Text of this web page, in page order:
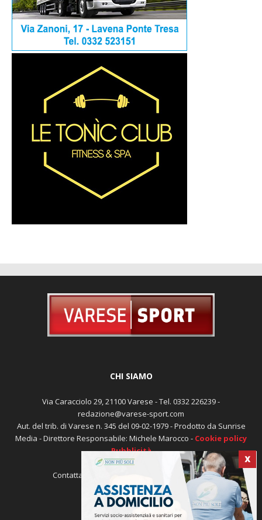
X
CHI SIAMO
Via Caracciolo 29, 21100 Varese - Tel. 0332 226239 -
redazione@varese-sport.com
Aut. del trib. di Varese n. 345 del 09-02-1979 - Prodotto da Sunrise
Media - Direttore Responsabile: Michele Marocco - Cookie policy
Pubblicità
Contattaci: redazione@varese-sport.com